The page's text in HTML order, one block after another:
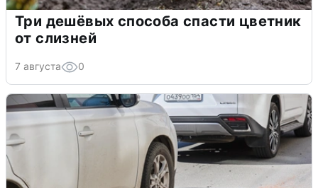
Три дешёвых способа спасти цветник
от слизней
7 августа 0